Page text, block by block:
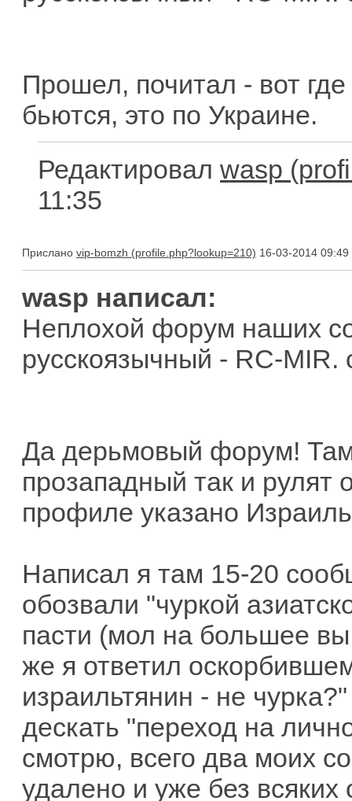
Прошел, почитал - вот
бьются, это по Украине.
Редактировал wasp
11:35
Прислано vip-bomzh 16-03-2014 09:49
wasp написал:
Неплохой форум наших
русскоязычный - RC-MIR.
Да дерьмовый форум!
прозападный так и рулят
профиле указано
Написал я там 15-20
обозвали "чуркой
пасти (мол на большее
же я ответил
израильтянин - не
дескать "переход на
смотрю, всего два моих
удалено и уже без всяких